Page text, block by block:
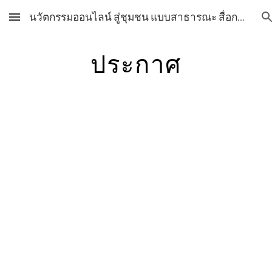
Skip to main content Skip to navigation
นวัตกรรมออนไลน์ สู่ชุมชน แบบสาธารณะ สื่อการเรียนการสอน วิชาศิลปะ กลุ่มสาระการเรียนรู้ศิลปะ โรงเรียนสุราษฎร์พิทยา สื่อการเรียนการสอน วิชาศิลปะ กลุ่มสาระการเรียนรู้ศิลปะ โรงเรียนสุราษฎร์พิทยา
ประกาศ